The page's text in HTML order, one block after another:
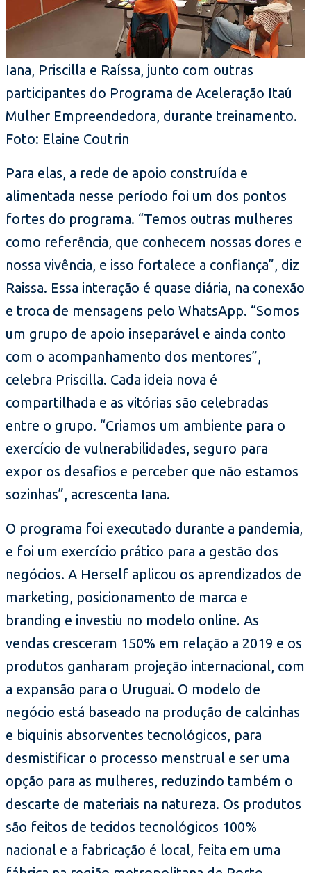
Iana, Priscilla e Raíssa, junto com outras
participantes do Programa de Aceleração Itaú
Mulher Empreendedora, durante treinamento.
Foto: Elaine Coutrin
Para elas, a rede de apoio construída e
alimentada nesse período foi um dos pontos
fortes do programa. “Temos outras mulheres
como referência, que conhecem nossas dores e
nossa vivência, e isso fortalece a confiança”, diz
Raissa. Essa interação é quase diária, na conexão
e troca de mensagens pelo WhatsApp. “Somos
um grupo de apoio inseparável e ainda conto
com o acompanhamento dos mentores”,
celebra Priscilla. Cada ideia nova é
compartilhada e as vitórias são celebradas
entre o grupo. “Criamos um ambiente para o
exercício de vulnerabilidades, seguro para
expor os desafios e perceber que não estamos
sozinhas”, acrescenta Iana.
O programa foi executado durante a pandemia,
e foi um exercício prático para a gestão dos
negócios. A Herself aplicou os aprendizados de
marketing, posicionamento de marca e
branding e investiu no modelo online. As
vendas cresceram 150% em relação a 2019 e os
produtos ganharam projeção internacional, com
a expansão para o Uruguai. O modelo de
negócio está baseado na produção de calcinhas
e biquinis absorventes tecnológicos, para
desmistificar o processo menstrual e ser uma
opção para as mulheres, reduzindo também o
descarte de materiais na natureza. Os produtos
são feitos de tecidos tecnológicos 100%
nacional e a fabricação é local, feita em uma